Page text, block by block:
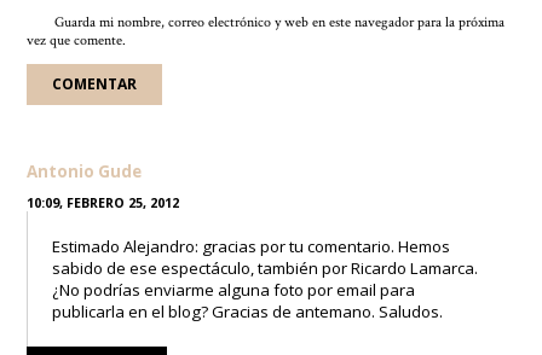
Guarda mi nombre, correo electrónico y web en este navegador para la próxima
vez que comente.
Antonio Gude
10:09, FEBRERO 25, 2012
Estimado Alejandro: gracias por tu comentario. Hemos
sabido de ese espectáculo, también por Ricardo Lamarca.
¿No podrías enviarme alguna foto por email para
publicarla en el blog? Gracias de antemano. Saludos.